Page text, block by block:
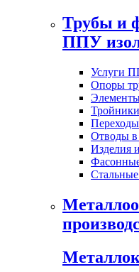
Трубы и
ППУ
Услуги
Опоры
Отводы
Изделия